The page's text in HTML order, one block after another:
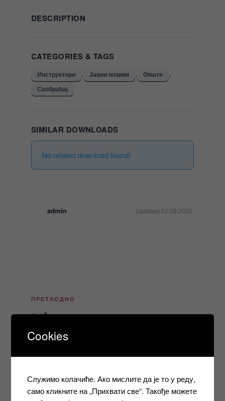
DESCRIPTION
CATEGORIES & TAGS
Инструктори , Јавни позиви , Опште ,
Саобраћај
SIMILAR DOWNLOADS
No related download found!
admin Updated 02.08.2020.
Кретање
Претходни
чланак
ПРЕТХОДНО
Јавни позив за стицање звања
јунски рок 2020.године
Cookies
Служимо колачиће. Ако мислите да је то у реду,
само кликните на „Прихвати све“. Такође можете